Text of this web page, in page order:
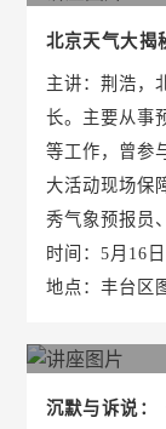
北京天气大
主讲：荆浩，
长。主要从事
等工作，曾参
大活动现场保
秀气象预报员
时间：5月16
地点：丰台区
沉默与诉说：